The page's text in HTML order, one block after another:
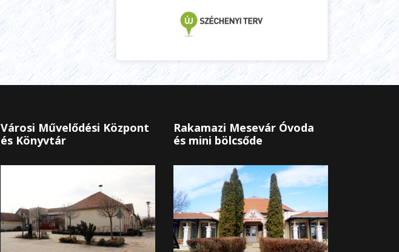
Városi Művelődési Központ
és Könyvtár
Rakamazi Mesevár Óvoda
és mini bölcsőde